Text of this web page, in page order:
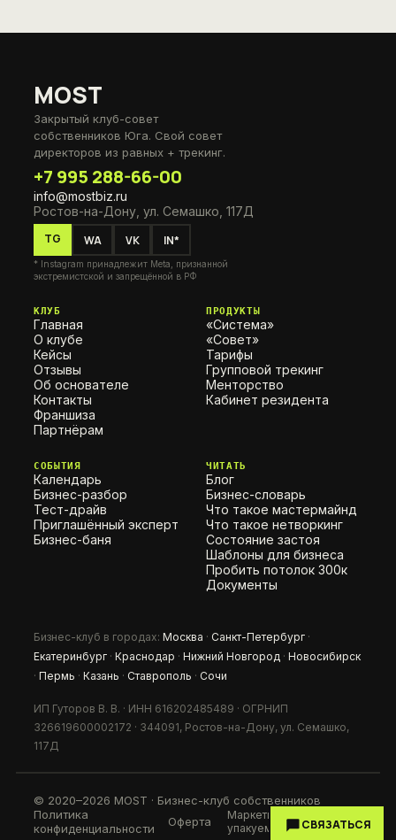
MOST
Закрытый клуб-совет
собственников Юга. Свой совет
директоров из равных + трекинг.
+7 995 288-66-00
info@mostbiz.ru
Ростов-на-Дону, ул. Семашко, 117Д
TG
WA VK IN*
* Instagram принадлежит Meta, признанной
экстремистской и запрещённой в РФ
КЛУБ
Главная
О клубе
Кейсы
Отзывы
Об основателе
Контакты
Франшиза
Партнёрам
ПРОДУКТЫ
«Система»
«Совет»
Тарифы
Групповой трекинг
Менторство
Кабинет резидента
СОБЫТИЯ
Календарь
Бизнес-разбор
Тест-драйв
Приглашённый эксперт
Бизнес-баня
ЧИТАТЬ
Блог
Бизнес-словарь
Что такое мастермайнд
Что такое нетворкинг
Состояние застоя
Шаблоны для бизнеса
Пробить потолок 300к
Документы
Бизнес-клуб в городах: Москва · Санкт-Петербург ·
Екатеринбург · Краснодар · Нижний Новгород · Новосибирск
· Пермь · Казань · Ставрополь · Сочи
ИП Гуторов В. В. · ИНН 616202485489 · ОГРНИП
326619600002172 · 344091, Ростов-на-Дону, ул. Семашко,
117Д
© 2020–2026 MOST · Бизнес-клуб собственников
Политика
конфиденциальности
Оферта
Маркетинг клуба —
упакуем.рф↗ СВЯЗАТЬСЯ